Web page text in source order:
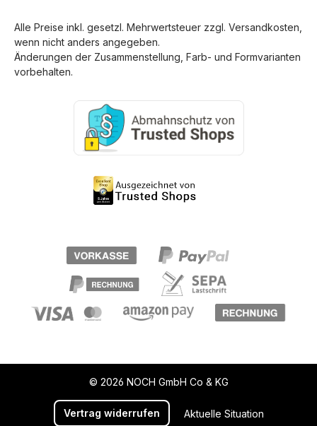
Alle Preise inkl. gesetzl. Mehrwertsteuer zzgl. Versandkosten
wenn nicht anders angegeben.
Änderungen der Zusammenstellung, Farb- und Formvarianten
vorbehalten.
© 2026 NOCH GmbH Co & KG
Vertrag widerrufen Aktuelle Situation